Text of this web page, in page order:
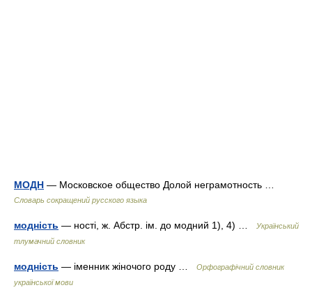
МОДН — Московское общество Долой неграмотность …
Словарь сокращений русского языка
модність — ності, ж. Абстр. ім. до модний 1), 4) …
Український
тлумачний словник
модність — іменник жіночого роду …
Орфографічний словник
української мови